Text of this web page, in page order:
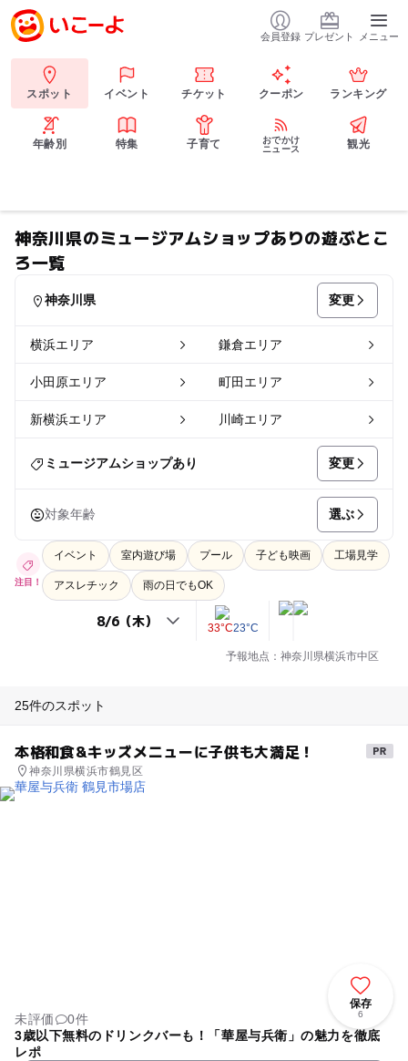
会員登録 プレゼント メニュー
スポット イベント チケット クーポン ランキング
年齢別 特集 子育て
おでかけ
ニュース
観光
神奈川県のミュージアムショップありの遊ぶとこ
ろ一覧
神奈川県 変更
横浜エリア 鎌倉エリア
小田原エリア 町田エリア
新横浜エリア 川崎エリア
ミュージアムショップあり 変更
対象年齢 選ぶ
注目！
イベント 室内遊び場 プール 子ども映画 工場見学
アスレチック 雨の日でもOK
33°C23°C
予報地点：神奈川県横浜市中区
25件のスポット
本格和食&キッズメニューに子供も大満足！
神奈川県横浜市鶴見区
保存
6
未評価
0件
3歳以下無料のドリンクバーも！「華屋与兵衛」の魅力を徹底
レポ